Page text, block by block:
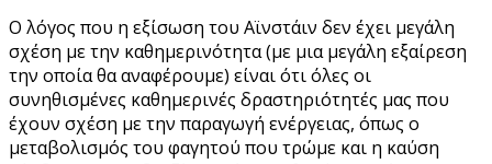
Ο λόγος που η εξίσωση του Αϊνστάιν δεν έχει μεγάλη
σχέση με την καθημερινότητα (με μια μεγάλη εξαίρεση
την οποία θα αναφέρουμε) είναι ότι όλες οι
συνηθισμένες καθημερινές δραστηριότητές μας που
έχουν σχέση με την παραγωγή ενέργειας, όπως ο
μεταβολισμός του φαγητού που τρώμε και η καύση